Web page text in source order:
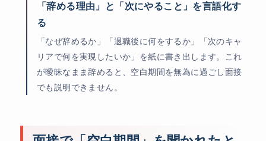
「辞める理由」と「次にやること」を言語化す
る
「なぜ辞めるか」「退職後に何をするか」「次のキャ
リアで何を実現したいか」を紙に書き出します。これ
が曖昧なまま辞めると、空白期間を無為に過ごし面接
でも説明できません。